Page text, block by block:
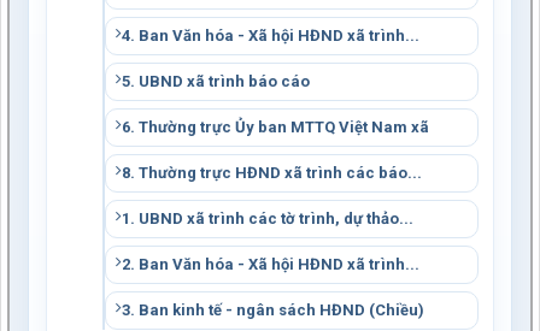
4. Ban Văn hóa - Xã hội HĐND xã trình...
5. UBND xã trình báo cáo
6. Thường trực Ủy ban MTTQ Việt Nam xã
8. Thường trực HĐND xã trình các báo...
1. UBND xã trình các tờ trình, dự thảo...
2. Ban Văn hóa - Xã hội HĐND xã trình...
3. Ban kinh tế - ngân sách HĐND (Chiều)